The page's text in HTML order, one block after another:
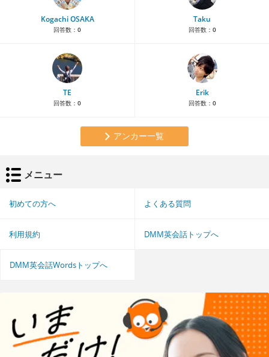
Kogachi OSAKA
回答数： 0
Taku
回答数： 0
TE
回答数： 0
Erik
回答数： 0
アンカー一覧
メニュー
初めての方へ よくある質問
利用規約 DMM英会話トップへ
DMM英会話Wordsトップへ